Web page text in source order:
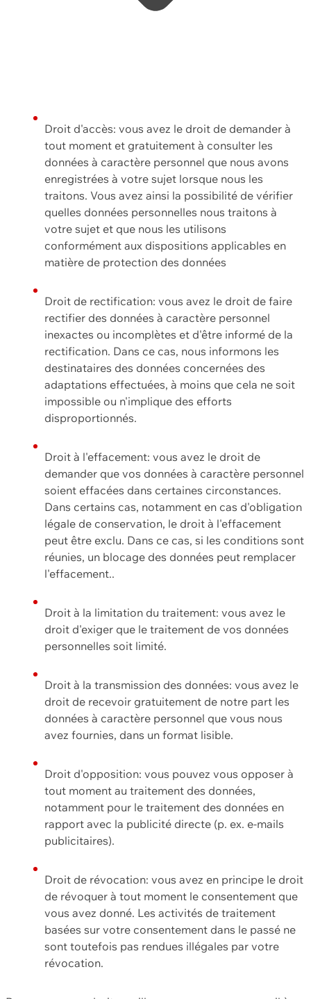
Droit d'accès: vous avez le droit de demander à
tout moment et gratuitement à consulter les
données à caractère personnel que nous avons
enregistrées à votre sujet lorsque nous les
traitons. Vous avez ainsi la possibilité de vérifier
quelles données personnelles nous traitons à
votre sujet et que nous les utilisons
conformément aux dispositions applicables en
matière de protection des données
Droit de rectification: vous avez le droit de faire
rectifier des données à caractère personnel
inexactes ou incomplètes et d'être informé de la
rectification. Dans ce cas, nous informons les
destinataires des données concernées des
adaptations effectuées, à moins que cela ne soit
impossible ou n'implique des efforts
disproportionnés.
Droit à l'effacement: vous avez le droit de
demander que vos données à caractère personnel
soient effacées dans certaines circonstances.
Dans certains cas, notamment en cas d'obligation
légale de conservation, le droit à l'effacement
peut être exclu. Dans ce cas, si les conditions sont
réunies, un blocage des données peut remplacer
l'effacement..
Droit à la limitation du traitement: vous avez le
droit d'exiger que le traitement de vos données
personnelles soit limité.
Droit à la transmission des données: vous avez le
droit de recevoir gratuitement de notre part les
données à caractère personnel que vous nous
avez fournies, dans un format lisible.
Droit d'opposition: vous pouvez vous opposer à
tout moment au traitement des données,
notamment pour le traitement des données en
rapport avec la publicité directe (p. ex. e-mails
publicitaires).
Droit de révocation: vous avez en principe le droit
de révoquer à tout moment le consentement que
vous avez donné. Les activités de traitement
basées sur votre consentement dans le passé ne
sont toutefois pas rendues illégales par votre
révocation.